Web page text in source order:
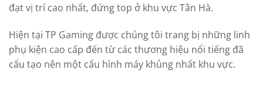
đạt vị trí cao nhất, đứng top ở khu vực Tân Hà.
Hiện tại TP Gaming được chúng tôi trang bị những linh
phụ kiện cao cấp đến từ các thương hiệu nổi tiếng đã
cấu tạo nên một cấu hình máy khủng nhất khu vực.